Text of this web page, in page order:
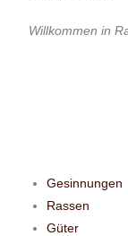
Willkommen in
Gesinnungen
Rassen
Güter